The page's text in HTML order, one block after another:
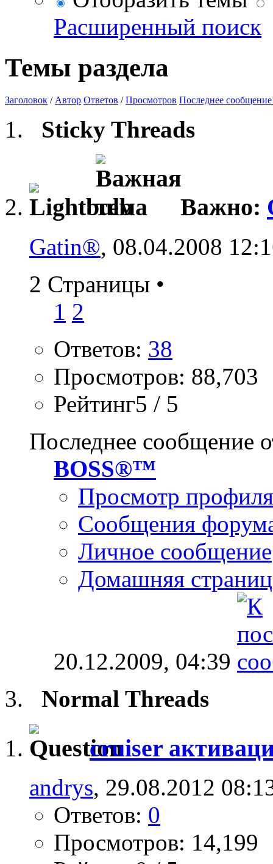
Расширенный поиск
Темы раздела
Заголовок / Автор Ответов /Просмотров Последнее сообщение
Sticky Threads
Важно:
Gatin®, 08.04.2008
2 Страницы •
1 2
Ответов: 38
Просмотров: 88,703
Рейтинг5 / 5
Последнее сообщение
BOSS®™
Просмотр профиля
Сообщения
Личное сообщение
Домашняя
20.12.2009, 04:39
Normal Threads
cruiser
andrys, 29.08.2012
Ответов: 0
Просмотров: 14,199